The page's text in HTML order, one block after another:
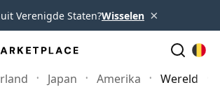
Verenigde Staten?Wisselen ×
Japan Amerika Wereld